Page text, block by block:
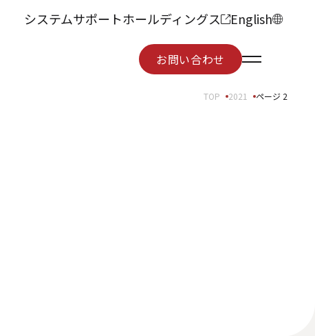
お問い合わせ
お問い合わせ
システムサポートホールディングス English
TOP 2021 ページ 2